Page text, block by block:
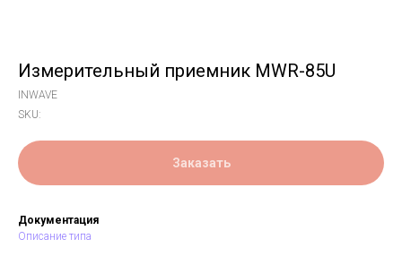
Измерительный приемник MWR-85U
INWAVE
SKU:
Заказать
Документация
Описание типа